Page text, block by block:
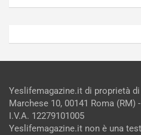
Yeslifemagazine.it di proprietà
Marchese 10, 00141 Roma
I.V.A. 12279101005
Yeslifemagazine.it non è una